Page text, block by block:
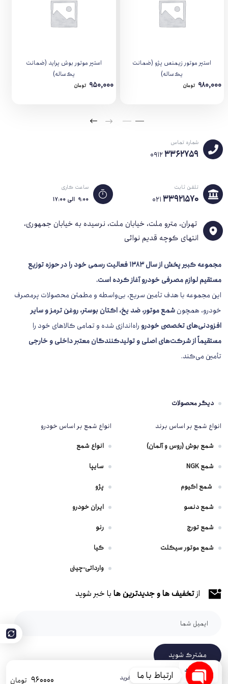
-
+ افزودن به سبد خرید 960000 تومان
استپر موتور زیمنس پژو (ضمانت
یک‌ساله)
980,000 تومان
استپر موتور بوش پراید (ضمانت
یک‌ساله)
950,000 تومان
شماره تماس
09123362759
تلفن ثابت
02133921570
ساعت کاری
۹:۰۰ الی ۱۷:۰۰
تهران، مترو ملت، خیابان ملت، نرسیده به خیابان جمهوری،
انتهای کوچه قدیم نوائی
مجموعه کبیر پخش از سال 1383
فعالیت رسمی خود را در حوزه توزیع
مستقیم لوازم مصرفی خودرو آغاز کرده است.
این مجموعه با هدف تأمین سریع، بی‌واسطه و مطمئن محصولات پرمصرف
خودرو، همچونشمع موتور، ضد یخ، اکتان بوستر، روغن ترمز و سایر
افزودنی‌های تخصصی خودرو راه‌اندازی شده و تمامی کالاهای خود را
مستقیماً از شرکت‌های اصلی و تولیدکنندگان معتبر داخلی و خارجی
تأمین می‌کند.
دیگر محصولات
انواع شمع بر اساس برند
شمع بوش (روس و آلمان)
شمع NGK
شمع اکیوم
شمع دنسو
شمع تورچ
شمع موتور سیکلت
انواع شمع بر اساس خودرو
انواع شمع
سایپا
پژو
ایران خودرو
رنو
کیا
وارداتی-چینی
ازتخفیف ها و جدیدترین ها با خبر شوید
مشترک شوید
ارتباط با ما